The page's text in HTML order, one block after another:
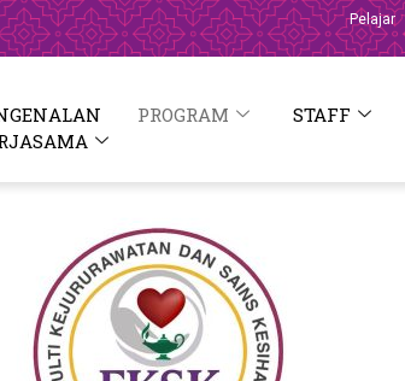
Pelajar
PROGRAM STAFF